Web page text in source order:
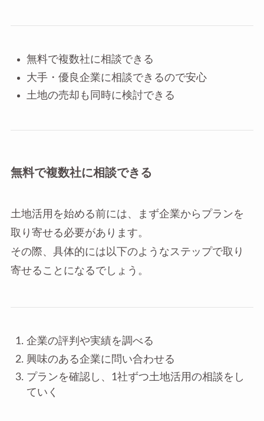
無料で複数社に相談できる
大手・優良企業に相談できるので安心
土地の売却も同時に検討できる
無料で複数社に相談できる
土地活用を始める前には、まず企業からプランを
取り寄せる必要があります。
その際、具体的には以下のようなステップで取り
寄せることになるでしょう。
企業の評判や実績を調べる
興味のある企業に問い合わせる
プランを確認し、1社ずつ土地活用の相談をし
ていく